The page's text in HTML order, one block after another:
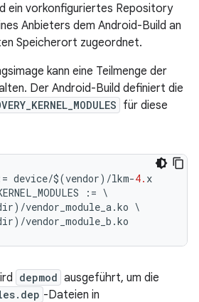
ein vorkonfiguriertes Repository
Anbieters dem Android-Build an
Speicherort zugeordnet.
kann eine Teilmenge der
Der Android-Build definiert die
für diese
device/$(vendor) /lkm-4. x
:= \
) /vendor_module_a.ko \
) /vendor_module_b .ko
depmod ausgeführt, um die
-Dateien in